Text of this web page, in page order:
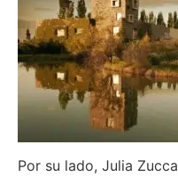
Por su lado, Julia